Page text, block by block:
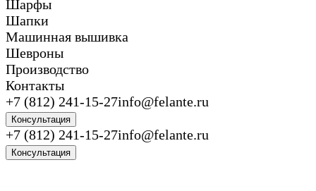
Шарфы
Шапки
Машинная вышивка
Шевроны
Производство
Контакты
+7 (812) 241-15-27info@felante.ru
Консультация
+7 (812) 241-15-27info@felante.ru
Консультация